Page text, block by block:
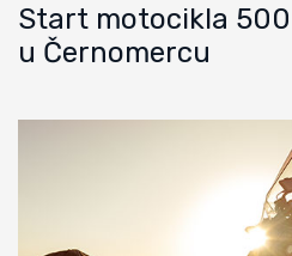
Start motocikla
u Černomercu